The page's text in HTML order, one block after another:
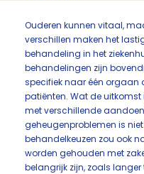
Ouderen kunnen vitaal,
verschillen maken het
behandeling in het
behandelingen zijn
specifiek naar één orgaan
patiënten. Wat de
met verschillende
geheugenproblemen is
behandelkeuzen zou ook
worden gehouden met
belangrijk zijn, zoals